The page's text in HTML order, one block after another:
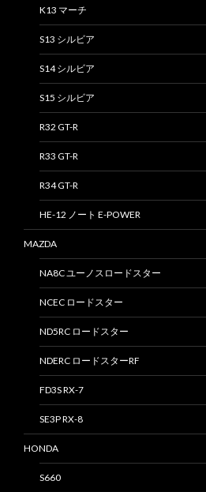
K13 マーチ
S13 シルビア
S14 シルビア
S15 シルビア
R32 GT-R
R33 GT-R
R34 GT-R
HE-12 ノート E-POWER
MAZDA
NA8C ユーノスロードスター
NCEC ロードスター
ND5RC ロードスター
NDERC ロードスターRF
FD3S RX-7
SE3P RX-8
HONDA
S660